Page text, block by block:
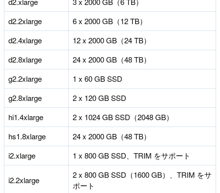
d2.2xlarge
6 x 2000 GB（12 TB）
d2.4xlarge
12 x 2000 GB（24 TB）
d2.8xlarge
24 x 2000 GB（48 TB）
g2.2xlarge
1 x 60 GB SSD
g2.8xlarge
2 x 120 GB SSD
hi1.4xlarge
2 x 1024 GB SSD（2048 GB）
hs1.8xlarge
24 x 2000 GB（48 TB）
i2.xlarge
1 x 800 GB SSD、TRIM をサポート
i2.2xlarge
2 x 800 GB SSD（1600 GB）、TRIM をサ
ポート